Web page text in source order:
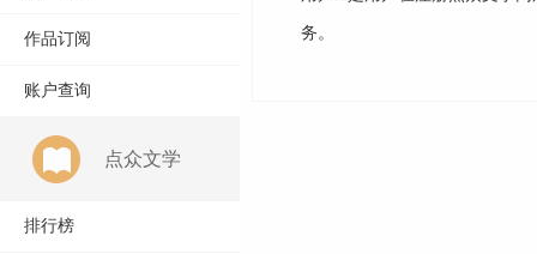
作品订阅
账户查询
点众文学
排行榜
务。